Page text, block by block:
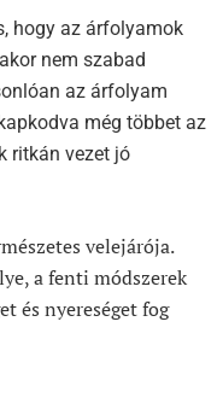
hogy az árfolyamok
nem szabad
az árfolyam
még többet az
ritkán vezet jó
velejárója.
a fenti módszerek
és nyereséget fog